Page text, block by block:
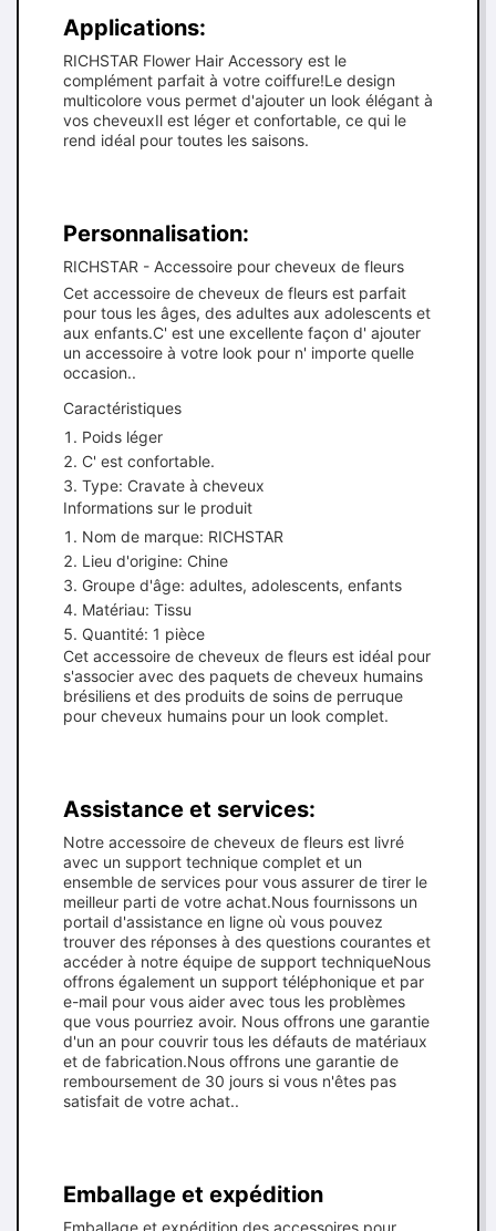
Applications:
RICHSTAR Flower Hair Accessory est le
complément parfait à votre coiffure!Le design
multicolore vous permet d'ajouter un look élégant à
vos cheveuxIl est léger et confortable, ce qui le
rend idéal pour toutes les saisons.
Personnalisation:
RICHSTAR - Accessoire pour cheveux de fleurs
Cet accessoire de cheveux de fleurs est parfait
pour tous les âges, des adultes aux adolescents et
aux enfants.C' est une excellente façon d' ajouter
un accessoire à votre look pour n' importe quelle
occasion..
Caractéristiques
Poids léger
C' est confortable.
Type: Cravate à cheveux
Informations sur le produit
Nom de marque: RICHSTAR
Lieu d'origine: Chine
Groupe d'âge: adultes, adolescents, enfants
Matériau: Tissu
Quantité: 1 pièce
Cet accessoire de cheveux de fleurs est idéal pour
s'associer avec des paquets de cheveux humains
brésiliens et des produits de soins de perruque
pour cheveux humains pour un look complet.
Assistance et services:
Notre accessoire de cheveux de fleurs est livré
avec un support technique complet et un
ensemble de services pour vous assurer de tirer le
meilleur parti de votre achat.Nous fournissons un
portail d'assistance en ligne où vous pouvez
trouver des réponses à des questions courantes et
accéder à notre équipe de support techniqueNous
offrons également un support téléphonique et par
e-mail pour vous aider avec tous les problèmes
que vous pourriez avoir. Nous offrons une garantie
d'un an pour couvrir tous les défauts de matériaux
et de fabrication.Nous offrons une garantie de
remboursement de 30 jours si vous n'êtes pas
satisfait de votre achat..
Emballage et expédition
Emballage et expédition des accessoires pour